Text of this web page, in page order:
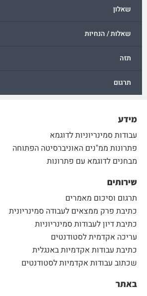
שאלון
שאלות / הנחיות
תזה
תרגום
מידע
עבודות סמינריוניות לדוגמא
פתרונות ממ"נים האוניברסיטה הפתוחה
מבחנים לדוגמא עם פתרונות
שירותים
תרגום וסיכום מאמרים
כתיבת פרק ממצאים לעבודה סמינריונית
כתיבת דיון לעבודות סמינריוניות
עריכה אקדמית לסטודנטים
כתיבת עבודות אקדמיות באנגלית
שכתוב עבודות אקדמיות לסטודנטים
באתר